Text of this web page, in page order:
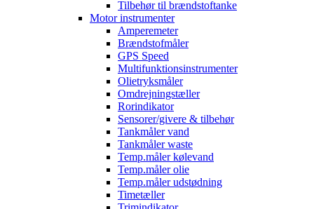
Tilbehør til brændstoftanke
Motor instrumenter
Amperemeter
Brændstofmåler
GPS Speed
Multifunktionsinstrumenter
Olietryksmåler
Omdrejningstæller
Rorindikator
Sensorer/givere & tilbehør
Tankmåler vand
Tankmåler waste
Temp.måler kølevand
Temp.måler olie
Temp.måler udstødning
Timetæller